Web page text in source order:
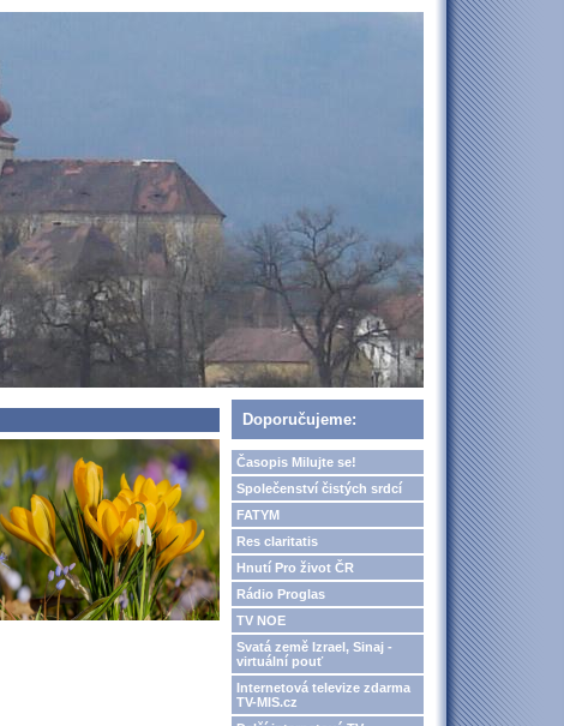
Doporučujeme:
Časopis Milujte se!
Společenství čistých srdcí
FATYM
Res claritatis
Hnutí Pro život ČR
Rádio Proglas
TV NOE
Svatá země Izrael, Sinaj -
virtuální pouť
Internetová televize zdarma
TV-MIS.cz